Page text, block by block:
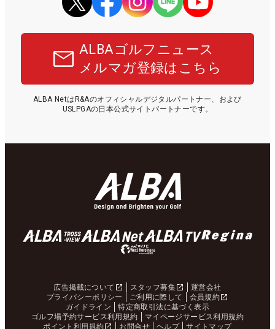
ALBAゴルフニュース
メルマガ登録はこちら
ALBA NetはR&Aのオフィシャルデジタルパートナー、および
USLPGAの日本公式サイトパートナーです。
広告掲載について スタッフ募集
運営会社
プライバシーポリシー
ご利用に際して
会員規約
ガイドライン
特定商取引法に基づく表示
ゴルフ場予約サービス利用規約
マイページサービス利用規約
ポイント利用規約
お問合せ ヘルプ サイトマップ